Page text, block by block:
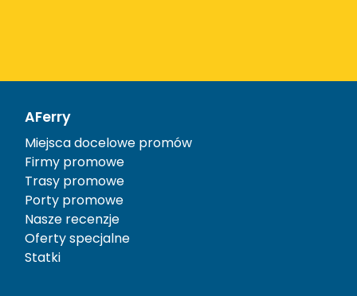
AFerry
Miejsca docelowe promów
Firmy promowe
Trasy promowe
Porty promowe
Nasze recenzje
Oferty specjalne
Statki